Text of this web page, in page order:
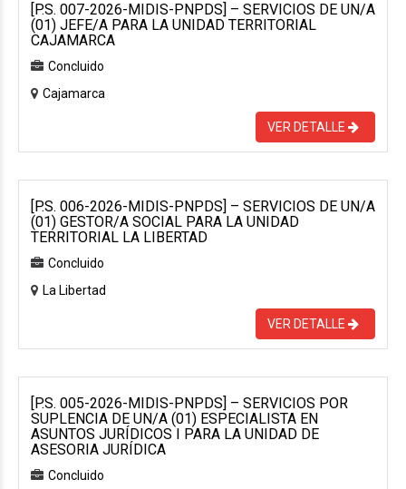
[P.S. 007-2026-MIDIS-PNPDS] – SERVICIOS DE UN/A
(01) JEFE/A PARA LA UNIDAD TERRITORIAL
CAJAMARCA
Concluido
Cajamarca
VER DETALLE
[P.S. 006-2026-MIDIS-PNPDS] – SERVICIOS DE UN/A
(01) GESTOR/A SOCIAL PARA LA UNIDAD
TERRITORIAL LA LIBERTAD
Concluido
La Libertad
VER DETALLE
[P.S. 005-2026-MIDIS-PNPDS] – SERVICIOS POR
SUPLENCIA DE UN/A (01) ESPECIALISTA EN
ASUNTOS JURÍDICOS I PARA LA UNIDAD DE
ASESORIA JURÍDICA
Concluido